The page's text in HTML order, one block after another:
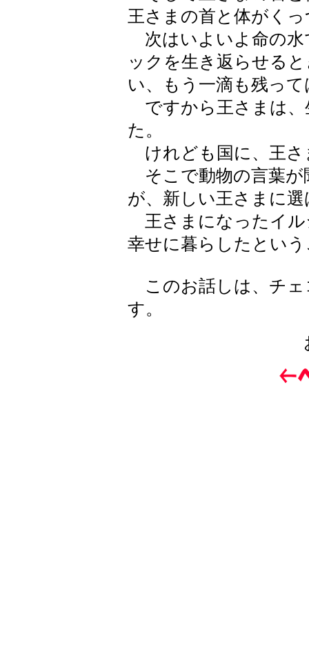
王さまの首と体がく
次はいよいよ命の水
ックを生き返らせる
い、もう一滴も残っ
ですから王さまは、
た。
けれども国に、王さ
そこで動物の言葉が
が、新しい王さまに
王さまになったイル
幸せに暮らしたとい
このお話しは、チェ
す。